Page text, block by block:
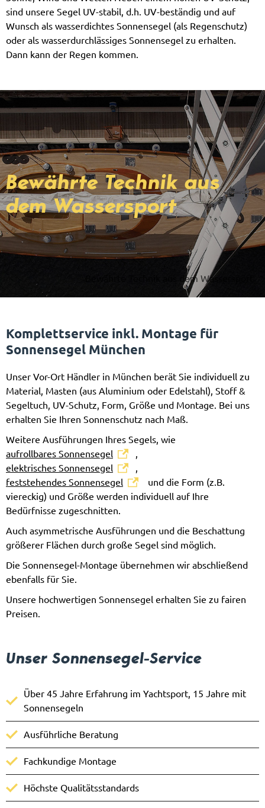
sind unsere Segel UV-stabil, d.h. UV-beständig und auf
Wunsch als wasserdichtes Sonnensegel (als Regenschutz)
oder als wasserdurchlässiges Sonnensegel zu erhalten.
Dann kann der Regen kommen.
Bewährte Technik aus dem Wassersport
Bewährte Technik aus
dem Wassersport
Komplettservice inkl. Montage für
Sonnensegel München
Unser Vor-Ort Händler in München berät Sie individuell zu
Material, Masten (aus Aluminium oder Edelstahl), Stoff &
Segeltuch, UV-Schutz, Form, Größe und Montage. Bei uns
erhalten Sie Ihren Sonnenschutz nach Maß.
Weitere Ausführungen Ihres Segels, wie
aufrollbares Sonnensegel
,
elektrisches Sonnensegel
,
feststehendes Sonnensegel
und die Form (z.B.
viereckig) und Größe werden individuell auf Ihre
Bedürfnisse zugeschnitten.
Auch asymmetrische Ausführungen und die Beschattung
größerer Flächen durch große Segel sind möglich.
Die Sonnensegel-Montage übernehmen wir abschließend
ebenfalls für Sie.
Unsere hochwertigen Sonnensegel erhalten Sie zu fairen
Preisen.
Unser Sonnensegel-Service
Über 45 Jahre Erfahrung im Yachtsport, 15 Jahre mit
Sonnensegeln
Ausführliche Beratung
Fachkundige Montage
Höchste Qualitätsstandards